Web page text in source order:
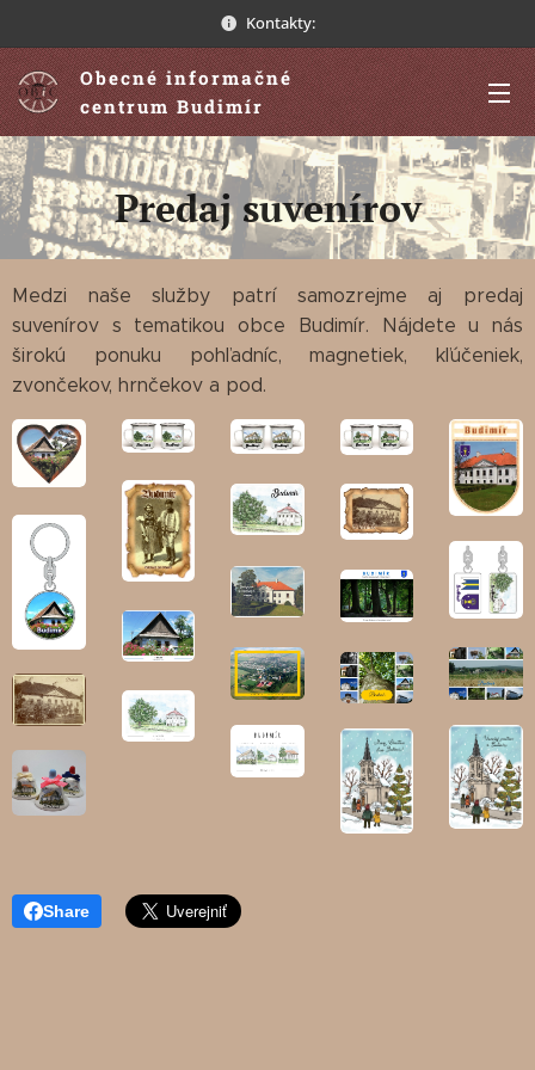
Kontakty:
Obecné informačné
centrum Budimír
Predaj suvenírov
Medzi naše služby patrí samozrejme aj predaj
suvenírov s tematikou obce Budimír. Nájdete u nás
širokú ponuku pohľadníc, magnetiek, kľúčeniek,
zvončekov, hrnčekov a pod.
Share